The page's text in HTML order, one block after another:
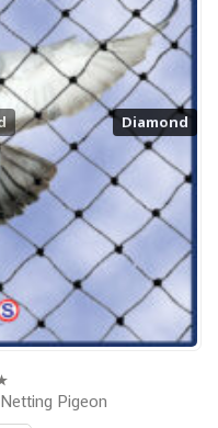
Diamond
Diamond
Pigeon